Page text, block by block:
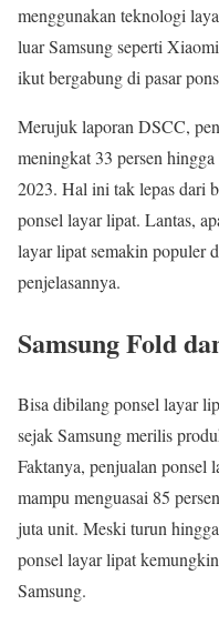
menggunakan teknologi
luar Samsung seperti
ikut bergabung di pasar
Merujuk laporan DSCC,
meningkat 33 persen
2023. Hal ini tak lepas dari
ponsel layar lipat. Lantas,
layar lipat semakin populer
penjelasannya.
Samsung Fold
Bisa dibilang ponsel layar
sejak Samsung merilis
Faktanya, penjualan ponsel
mampu menguasai 85
juta unit. Meski turun
ponsel layar lipat
Samsung.